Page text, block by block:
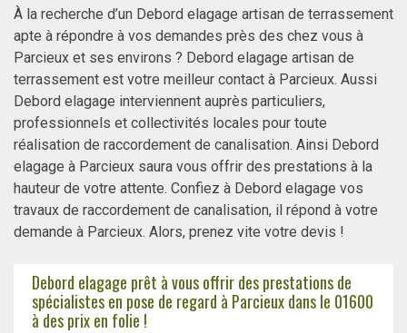
À la recherche d’un Debord elagage artisan de terrassement
apte à répondre à vos demandes près des chez vous à
Parcieux et ses environs ? Debord elagage artisan de
terrassement est votre meilleur contact à Parcieux. Aussi
Debord elagage interviennent auprès particuliers,
professionnels et collectivités locales pour toute
réalisation de raccordement de canalisation. Ainsi Debord
elagage à Parcieux saura vous offrir des prestations à la
hauteur de votre attente. Confiez à Debord elagage vos
travaux de raccordement de canalisation, il répond à votre
demande à Parcieux. Alors, prenez vite votre devis !
Debord elagage prêt à vous offrir des prestations de
spécialistes en pose de regard à Parcieux dans le 01600
à des prix en folie !